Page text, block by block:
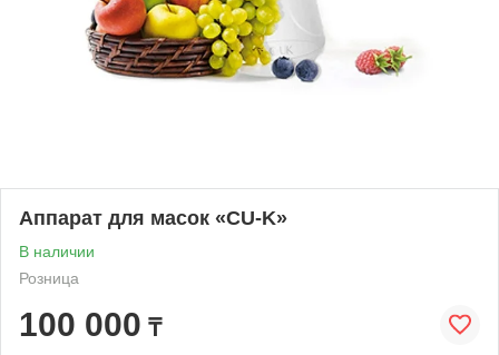
Аппарат для масок «CU-K»
В наличии
Розница
100 000 ₸